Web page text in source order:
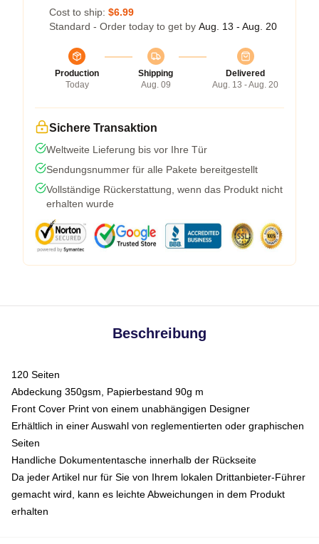
Cost to ship: $6.99
Standard - Order today to get by Aug. 13 - Aug. 20
Production
Today
Shipping
Aug. 09
Delivered
Aug. 13 - Aug. 20
Sichere Transaktion
Weltweite Lieferung bis vor Ihre Tür
Sendungsnummer für alle Pakete bereitgestellt
Vollständige Rückerstattung, wenn das Produkt nicht
erhalten wurde
Beschreibung
120 Seiten
Abdeckung 350gsm, Papierbestand 90g m
Front Cover Print von einem unabhängigen Designer
Erhältlich in einer Auswahl von reglementierten oder graphischen
Seiten
Handliche Dokumententasche innerhalb der Rückseite
Da jeder Artikel nur für Sie von Ihrem lokalen Drittanbieter-Führer
gemacht wird, kann es leichte Abweichungen in dem Produkt
erhalten